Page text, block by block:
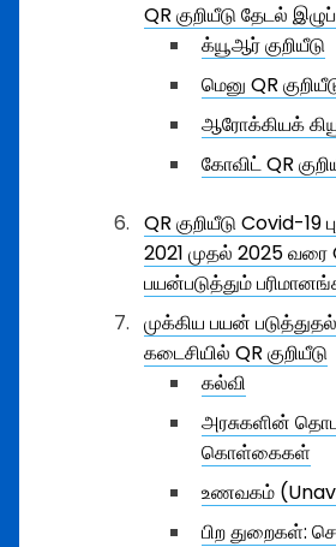
QR குறியீடு தேடல்
க்யூஆர் குறியீடு
மெனு QR
ஆரோக்கியக்
கோவிட் QR
QR குறியீடு Covid-
2021 முதல் 2025 வரை
பயன்படுத்தும்
முக்கிய பயன்
கடைசியில் QR குறியீடு
கல்வி
அரசுகளின்
கொள்கைகள்
உணவகம்
பிற துறைகள்: